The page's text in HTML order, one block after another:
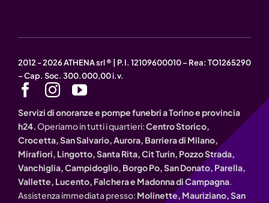
2012 - 2026 ATHENA srl ® | P.I. 12109600010 – Rea: TO1265290
– Cap. Soc. 300.000,00 i.v.
Servizi di onoranze e pompe funebri a Torino e provincia
h24. Operiamo in tutti i quartieri:Centro Storico,
Crocetta, San Salvario, Aurora, Barriera di Milano,
Mirafiori, Lingotto, Santa Rita, Cit Turin, Pozzo Strada,
Vanchiglia, Campidoglio, Borgo Po, San Donato, Parella,
Vallette, Lucento, Falchera e Madonna di Campagna.
Assistenza immediata presso: Molinette, Mauriziano, San